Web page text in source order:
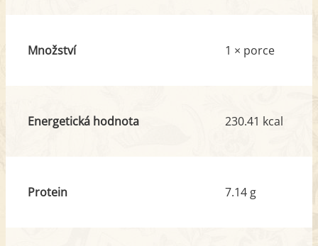
Množství 1 × porce
Energetická hodnota 230.41 kcal
Protein 7.14 g